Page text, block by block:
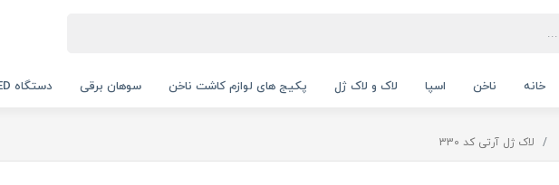
خانه ناخن اسپا لاک و لاک ژل پکیج های لوازم کاشت ناخن سوهان برقی دستگاه UV LED
لاک ژل آرتی کد 330